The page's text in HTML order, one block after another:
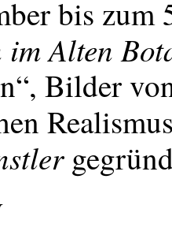
bis zum
Alten
Bilder